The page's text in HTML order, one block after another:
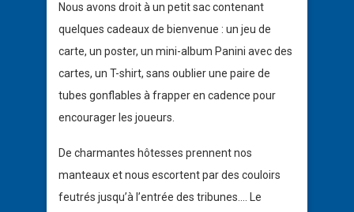
Nous avons droit à un petit sac contenant
quelques cadeaux de bienvenue : un jeu de
carte, un poster, un mini-album Panini avec des
cartes, un T-shirt, sans oublier une paire de
tubes gonflables à frapper en cadence pour
encourager les joueurs.
De charmantes hôtesses prennent nos
manteaux et nous escortent par des couloirs
feutrés jusqu’à l’entrée des tribunes…. Le